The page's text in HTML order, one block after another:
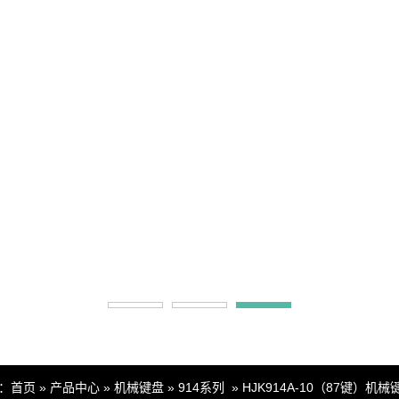
首页 » 产品中心 » 机械键盘 » 914系列 » HJK914A-10（87键）机械